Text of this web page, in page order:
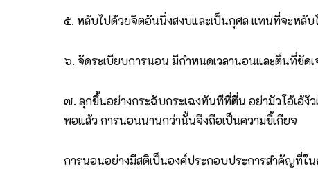
๕. หลับไปด้วยจิตอันนิ่งสงบและเป็นกุศล แทนที่จะหลับ
๖. จัดระเบียบการนอน มีกำหนดเวลานอนและตื่นที่ชัดเ
๗. ลุกขึ้นอย่างกระฉับกระเฉงทันทีที่ตื่น อย่ามัวโอ้เอ้งั
พอแล้ว การนอนนานกว่านั้นจึงถือเป็นความขี้เกียจ
การนอนอย่างมีสติเป็นองค์ประกอบประการสำคัญที่ใ